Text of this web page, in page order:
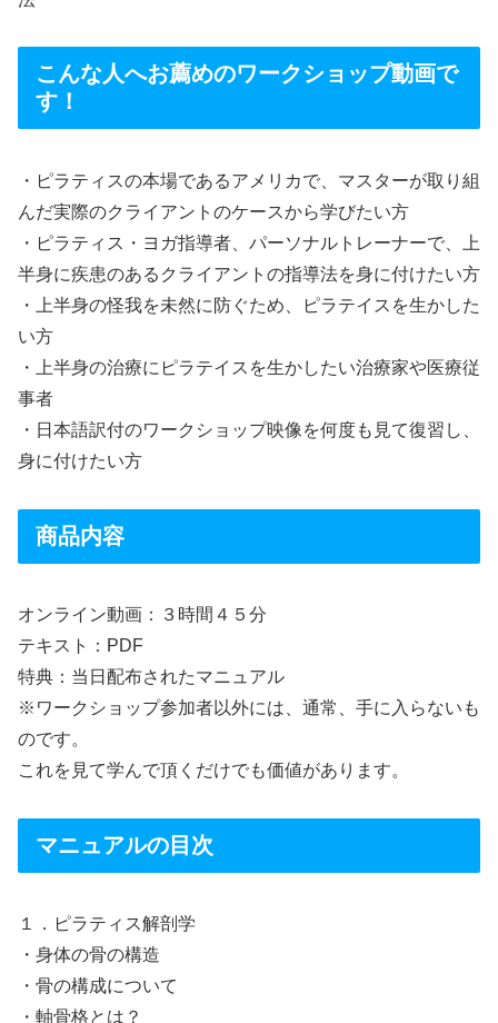
こんな人へお薦めのワークショップ動画で
す！
・ピラティスの本場であるアメリカで、マスターが取り組
んだ実際のクライアントのケースから学びたい方
・ピラティス・ヨガ指導者、パーソナルトレーナーで、上
半身に疾患のあるクライアントの指導法を身に付けたい方
・上半身の怪我を未然に防ぐため、ピラテイスを生かした
い方
・上半身の治療にピラテイスを生かしたい治療家や医療従
事者
・日本語訳付のワークショップ映像を何度も見て復習し、
身に付けたい方
商品内容
オンライン動画：３時間４５分
テキスト：PDF
特典：当日配布されたマニュアル
※ワークショップ参加者以外には、通常、手に入らないも
のです。
これを見て学んで頂くだけでも価値があります。
マニュアルの目次
１．ピラティス解剖学
・身体の骨の構造
・骨の構成について
・軸骨格とは？